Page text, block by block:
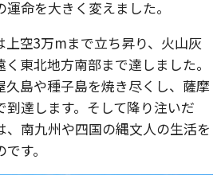
命を大きく変えました。
上空3万mまで立ち昇り、火山灰
東北地方南部まで達しました。
久島や種子島を焼き尽くし、薩摩
達します。そして降り注いだ
、南九州や四国の縄文人の生活を
す。